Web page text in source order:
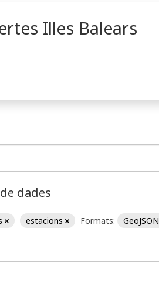
Illes Balears
dades
estacions Formats: GeoJSON